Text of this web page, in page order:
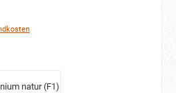
natur (F1)